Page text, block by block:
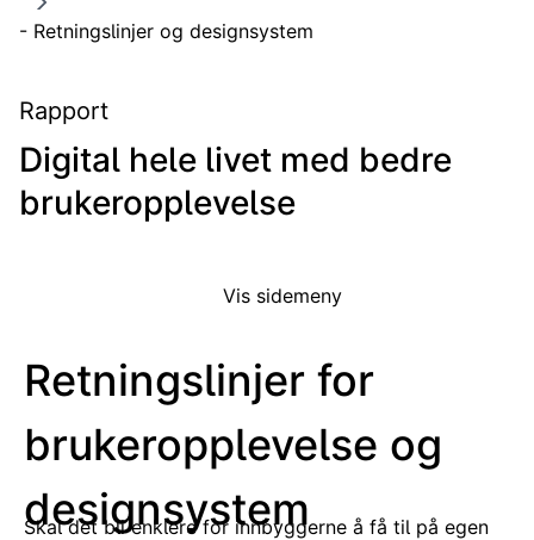
- Retningslinjer og designsystem
Rapport
Digital hele livet med bedre
brukeropplevelse
Vis sidemeny
Retningslinjer for
brukeropplevelse og
designsystem
Skal det bli enklere for innbyggerne å få til på egen